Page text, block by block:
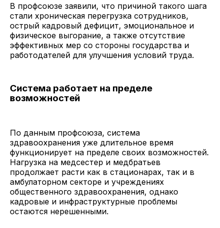
В профсоюзе заявили, что причиной такого шага
стали хроническая перегрузка сотрудников,
острый кадровый дефицит, эмоциональное и
физическое выгорание, а также отсутствие
эффективных мер со стороны государства и
работодателей для улучшения условий труда.
Система работает на пределе
возможностей
По данным профсоюза, система
здравоохранения уже длительное время
функционирует на пределе своих возможностей.
Нагрузка на медсестер и медбратьев
продолжает расти как в стационарах, так и в
амбулаторном секторе и учреждениях
общественного здравоохранения, однако
кадровые и инфраструктурные проблемы
остаются нерешенными.